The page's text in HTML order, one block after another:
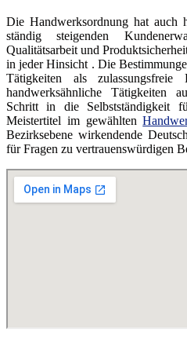
Die Handwerksordnung hat auch
ständig steigenden
Qualitätsarbeit und
in jeder Hinsicht . Die
Tätigkeiten als
handwerksähnliche Tätigkeiten
Schritt in die Selbstständigkeit
Meistertitel im gewählten
Bezirksebene wirkendende
für Fragen zu vertrauenswürdigen